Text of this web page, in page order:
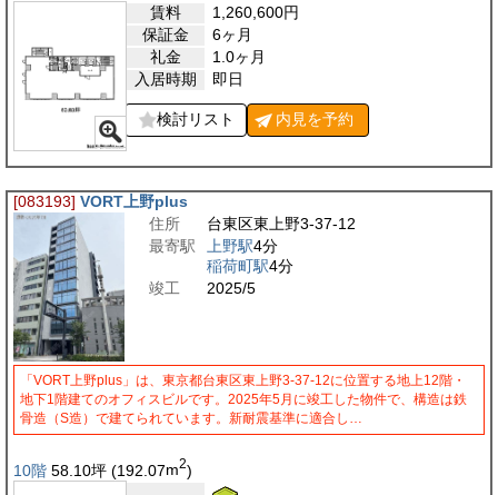
賃料
1,260,600円
保証金
6ヶ月
礼金
1.0ヶ月
入居時期
即日
検討リスト 内見を予約
[083193] VORT上野plus
住所
台東区東上野3-37-12
最寄駅
上野駅4分
稲荷町駅4分
竣工
2025/5
「VORT上野plus」は、東京都台東区東上野3-37-12に位置する地上12階・
地下1階建てのオフィスビルです。2025年5月に竣工した物件で、構造は鉄
骨造（S造）で建てられています。新耐震基準に適合し…
10階 58.10坪 (192.07m2)